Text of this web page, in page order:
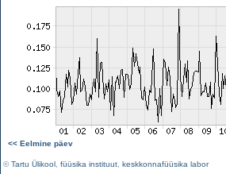
<< Eelmine päev
©Tartu Ülikool füüsika instituut keskkonnafüüsika labor